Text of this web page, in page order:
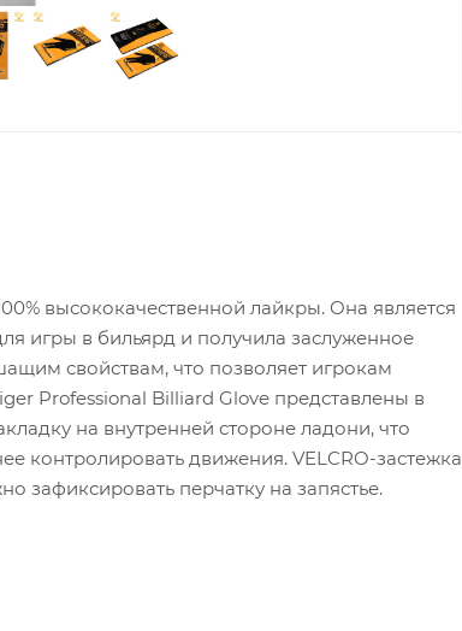
высококачественной лайкры. Она является
игры в бильярд и получила заслуженное
свойствам, что позволяет игрокам
Professional Billiard Glove представлены в
на внутренней стороне ладони, что
контролировать движения. VELCRO-застежка
зафиксировать перчатку на запястье.